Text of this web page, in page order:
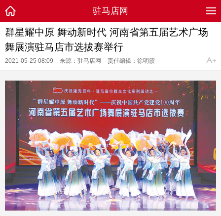
驻马店网
群星耀中原 舞动新时代 河南省第五届艺术广场
舞展演驻马店市选拔赛举行
2021-05-25 08:09 来源：驻马店网 责任编辑：徐明霞